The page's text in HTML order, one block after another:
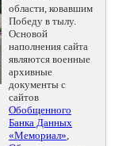
области, ковавшим
Победу в тылу.
Основой
наполнения сайта
являются военные
архивные
документы с
сайтов
Обобщенного
Банка Данных
«Мемориал»,